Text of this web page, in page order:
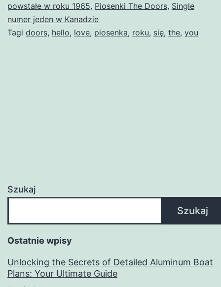
powstałe w roku 1965, Piosenki The Doors, Single
numer jeden w Kanadzie
Tagi doors, hello, love, piosenka, roku, się, the, you
Szukaj
Szukaj
Ostatnie wpisy
Unlocking the Secrets of Detailed Aluminum Boat
Plans: Your Ultimate Guide